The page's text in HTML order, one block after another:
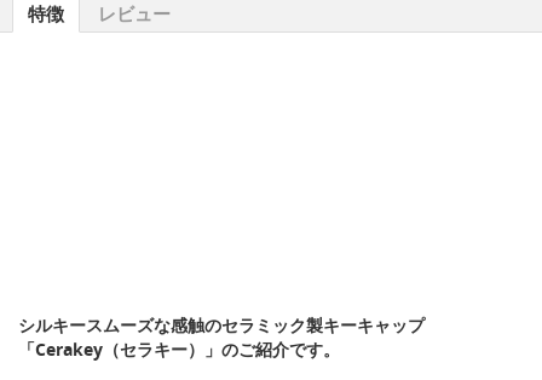
特徴 レビュー
シルキースムーズな感触のセラミック製キーキャップ
「Cerakey（セラキー）」のご紹介です。